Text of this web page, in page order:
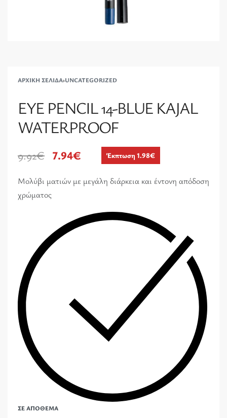
ΑΡΧΙΚΉ ΣΕΛΊΔΑ›UNCATEGORIZED
EYE PENCIL 14-BLUE KAJAL
WATERPROOF
9.92€ 7.94€ Έκπτωση 1.98€
Μολύβι ματιών με μεγάλη διάρκεια και έντονη απόδοση
χρώματος
ΣΕ ΑΠΌΘΕΜΑ